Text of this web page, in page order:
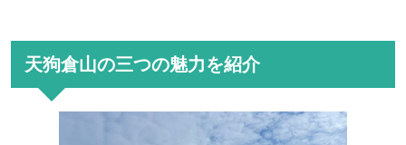
天狗倉山の三つの魅力を紹介